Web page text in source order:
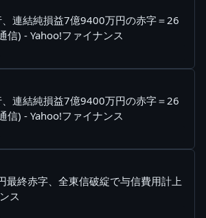
、連結純損益7億9400万円の赤字＝26
信) - Yahoo!ファイナンス
、連結純損益7億9400万円の赤字＝26
信) - Yahoo!ファイナンス
最終赤字、全東信破綻で与信費用計上
ス